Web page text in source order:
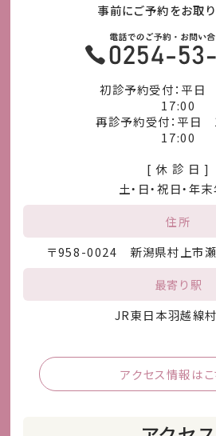
事前にご予約をお取
初診予約受付：平
17:00
再診予約受付：平日
17:00
[ 休 診 日 ]
土・日・祝日・年
住所
〒958-0024 新潟県村上市
最寄り駅
JR東日本羽越線
アクセス情報はこ